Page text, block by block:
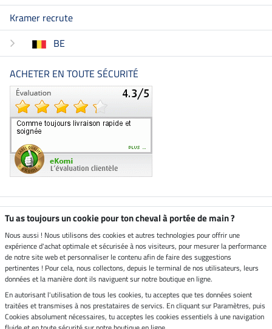
Kramer recrute
BE
ACHETER EN TOUTE SÉCURITÉ
Boutique climatiquement
Livraison par
Paiement sécurisé
Tu as toujours un cookie pour ton cheval à portée de main ?
Nous aussi ! Nous utilisons des cookies et autres technologies pour offrir une
expérience d'achat optimale et sécurisée à nos visiteurs, pour mesurer la performance
de notre site web et personnaliser le contenu afin de faire des suggestions
pertinentes ! Pour cela, nous collectons, depuis le terminal de nos utilisateurs, leurs
données et la manière dont ils naviguent sur notre boutique en ligne.
En autorisant l'utilisation de tous les cookies, tu acceptes que tes données soient
traitées et transmises à nos prestataires de servics. En cliquant sur Paramètres, puis
Cookies absolument nécessaires, tu acceptes les cookies essentiels à une navigation